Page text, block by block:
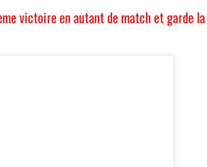
victoire en autant de match et garde